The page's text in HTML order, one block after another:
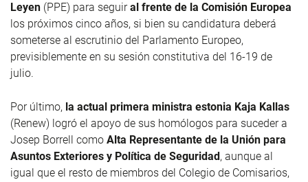
Leyen (PPE) para seguiral frente de la Comisión Europea
los próximos cinco años, si bien su candidatura deberá
someterse al escrutinio del Parlamento Europeo,
previsiblemente en su sesión constitutiva del 16-19 de
julio.
Por último, la actual primera ministra estonia Kaja Kallas
(Renew) logró el apoyo de sus homólogos para suceder a
Josep Borrell como Alta Representante de la Unión para
Asuntos Exteriores y Política de Seguridad , aunque al
igual que el resto de miembros del Colegio de Comisarios,